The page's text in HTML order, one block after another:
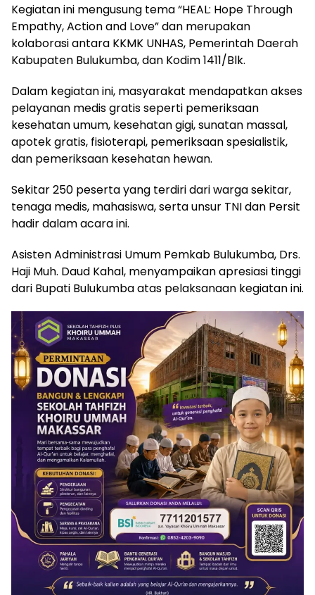
Kegiatan ini mengusung tema “HEAL: Hope Through
Empathy, Action and Love” dan merupakan
kolaborasi antara KKMK UNHAS, Pemerintah Daerah
Kabupaten Bulukumba, dan Kodim 1411/Blk.
Dalam kegiatan ini, masyarakat mendapatkan akses
pelayanan medis gratis seperti pemeriksaan
kesehatan umum, kesehatan gigi, sunatan massal,
apotek gratis, fisioterapi, pemeriksaan spesialistik,
dan pemeriksaan kesehatan hewan.
Sekitar 250 peserta yang terdiri dari warga sekitar,
tenaga medis, mahasiswa, serta unsur TNI dan Persit
hadir dalam acara ini.
Asisten Administrasi Umum Pemkab Bulukumba, Drs.
Haji Muh. Daud Kahal, menyampaikan apresiasi tinggi
dari Bupati Bulukumba atas pelaksanaan kegiatan ini.